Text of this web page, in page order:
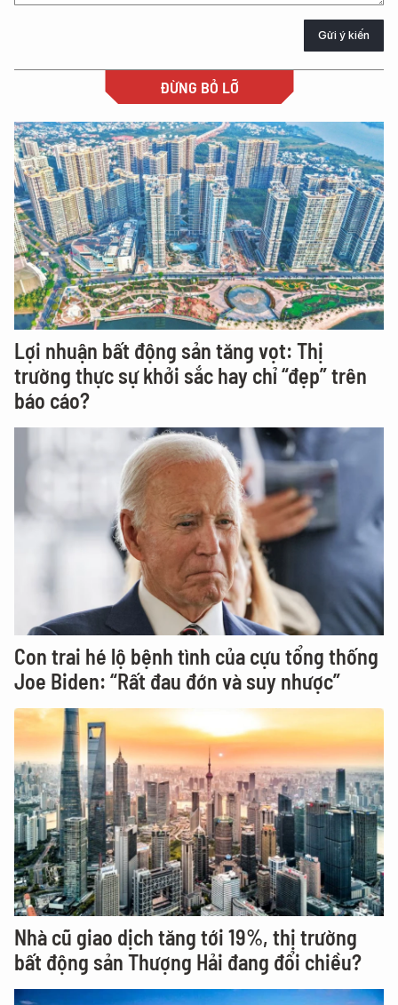
Gửi ý kiến
ĐỪNG BỎ LỠ
Lợi nhuận bất động sản tăng vọt: Thị
trường thực sự khởi sắc hay chỉ “đẹp” trên
báo cáo?
Con trai hé lộ bệnh tình của cựu tổng thống
Joe Biden: “Rất đau đớn và suy nhược”
Nhà cũ giao dịch tăng tới 19%, thị trường
bất động sản Thượng Hải đang đổi chiều?